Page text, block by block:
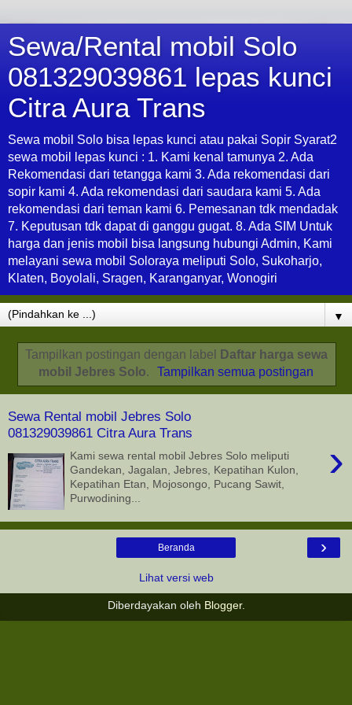
Sewa/Rental mobil Solo
081329039861 lepas kunci
Citra Aura Trans
Sewa mobil Solo bisa lepas kunci atau pakai Sopir Syarat2
sewa mobil lepas kunci : 1. Kami kenal tamunya 2. Ada
Rekomendasi dari tetangga kami 3. Ada rekomendasi dari
sopir kami 4. Ada rekomendasi dari saudara kami 5. Ada
rekomendasi dari teman kami 6. Pemesanan tdk mendadak
7. Keputusan tdk dapat di ganggu gugat. 8. Ada SIM Untuk
harga dan jenis mobil bisa langsung hubungi Admin, Kami
melayani sewa mobil Soloraya meliputi Solo, Sukoharjo,
Klaten, Boyolali, Sragen, Karanganyar, Wonogiri
▼
Tampilkan postingan dengan label
Daftar harga sewa
mobil Jebres Solo. Tampilkan semua postingan
Sewa Rental mobil Jebres Solo
081329039861 Citra Aura Trans
›
Kami sewa rental mobil Jebres Solo meliputi
Gandekan, Jagalan, Jebres, Kepatihan Kulon,
Kepatihan Etan, Mojosongo, Pucang Sawit,
Purwodining...
›
Beranda
Lihat versi web
Diberdayakan oleh Blogger.